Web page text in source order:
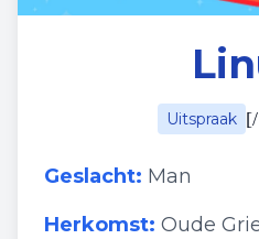
Uitspraak [
Geslacht: Man
Herkomst: Oude